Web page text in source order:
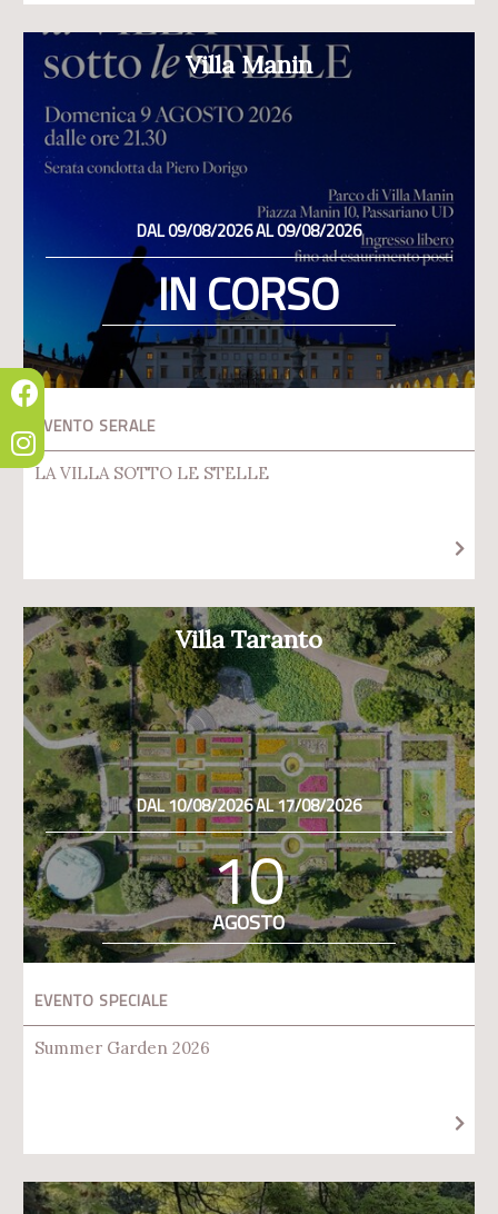
Villa Manin
DAL 09/08/2026 AL 09/08/2026
IN CORSO
EVENTO SERALE
LA VILLA SOTTO LE STELLE
Villa Taranto
DAL 10/08/2026 AL 17/08/2026
10
AGOSTO
EVENTO SPECIALE
Summer Garden 2026